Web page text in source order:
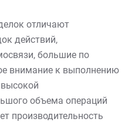
отличают
действий,
большие по
внимание к выполнению
объема операций
производительность